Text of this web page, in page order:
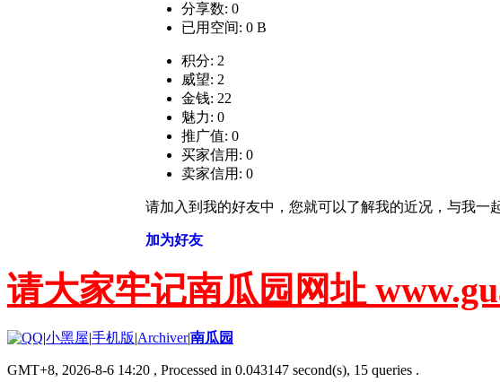
分享数: 0
已用空间: 0 B
积分: 2
威望: 2
金钱: 22
魅力: 0
推广值: 0
买家信用: 0
卖家信用: 0
请加入到我的好友中，您就可以了解我的近况，与我一
加为好友
请大家牢记南瓜园网址
|小黑屋|手机版|Archiver|南瓜园
GMT+8, 2026-8-6 14:20 , Processed in 0.043147 second(s), 15 queries .